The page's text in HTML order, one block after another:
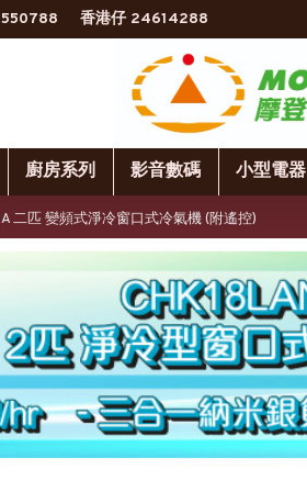
香港仔 24614288
廚房系列 影音數碼 小型電器
二匹 變頻式淨冷窗口式冷氣機 (附遙控)